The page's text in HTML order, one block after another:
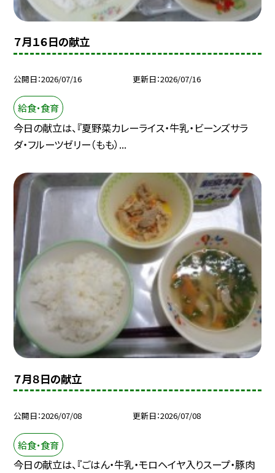
７月１６日の献立
公開日 2026/07/16 更新日 2026/07/16
給食・食育
今日の献立は、『夏野菜カレーライス・牛乳・ビーンズサラ
ダ・フルーツゼリー（もも）...
７月８日の献立
公開日 2026/07/08 更新日 2026/07/08
給食・食育
今日の献立は、『ごはん・牛乳・モロヘイヤ入りスープ・豚肉